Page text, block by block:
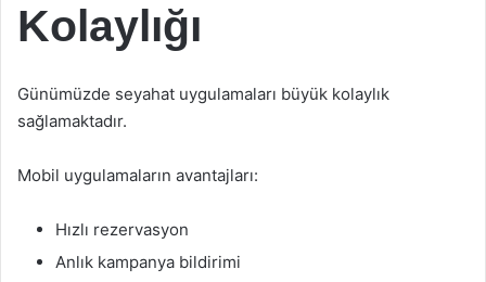
Kolaylığı
Günümüzde seyahat uygulamaları büyük kolaylık
sağlamaktadır.
Mobil uygulamaların avantajları:
Hızlı rezervasyon
Anlık kampanya bildirimi